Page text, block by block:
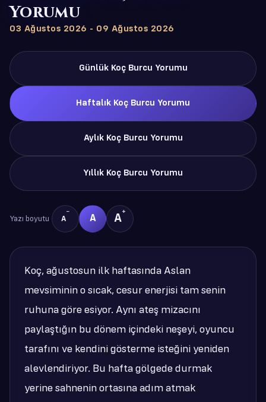
Yorumu
03 Ağustos 2026 - 09 Ağustos 2026
Günlük Koç Burcu Yorumu
Haftalık Koç Burcu Yorumu
Aylık Koç Burcu Yorumu
Yıllık Koç Burcu Yorumu
Yazı boyutu A
−
A A
+
Koç, ağustosun ilk haftasında Aslan
mevsiminin o sıcak, cesur enerjisi tam senin
ruhuna göre esiyor. Aynı ateş mizacını
paylaştığın bu dönem içindeki neşeyi, oyuncu
tarafını ve kendini gösterme isteğini yeniden
alevlendiriyor. Bu hafta gölgede durmak
yerine sahnenin ortasına adım atmak